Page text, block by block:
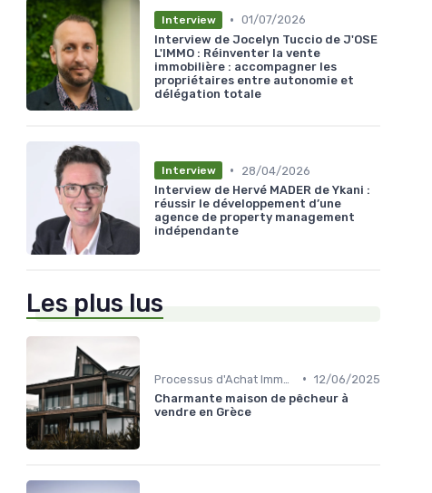
Interview • 01/07/2026
Interview de Jocelyn Tuccio de J'OSE
L'IMMO : Réinventer la vente
immobilière : accompagner les
propriétaires entre autonomie et
délégation totale
Interview •
28/04/2026
Interview de Hervé MADER de Ykani :
réussir le développement d’une
agence de property management
indépendante
Les plus lus
• 12/06/2025
Charmante maison de pêcheur à
vendre en Grèce